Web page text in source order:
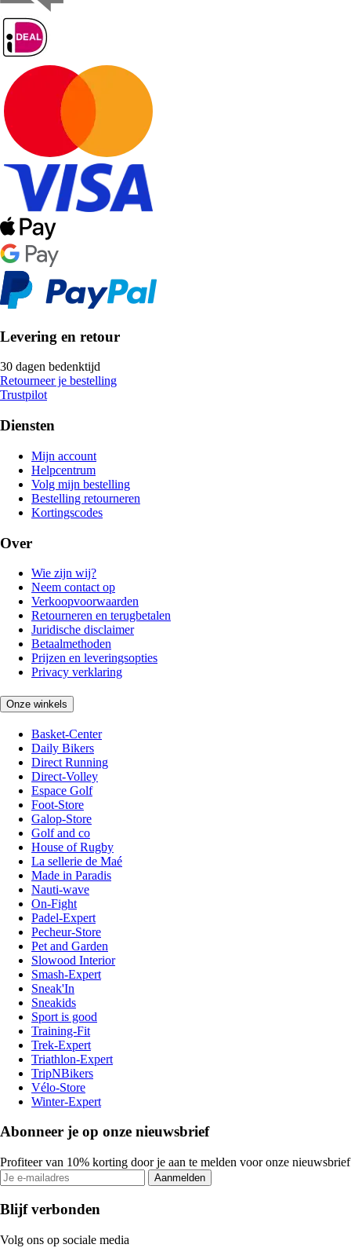
Levering en retour
30 dagen bedenktijd
Retourneer je bestelling
Trustpilot
Diensten
Mijn account
Helpcentrum
Volg mijn bestelling
Bestelling retourneren
Kortingscodes
Over
Wie zijn wij?
Neem contact op
Verkoopvoorwaarden
Retourneren en terugbetalen
Juridische disclaimer
Betaalmethoden
Prijzen en leveringsopties
Privacy verklaring
Onze winkels
Basket-Center
Daily Bikers
Direct Running
Direct-Volley
Espace Golf
Foot-Store
Galop-Store
Golf and co
House of Rugby
La sellerie de Maé
Made in Paradis
Nauti-wave
On-Fight
Padel-Expert
Pecheur-Store
Pet and Garden
Slowood Interior
Smash-Expert
Sneak'In
Sneakids
Sport is good
Training-Fit
Trek-Expert
Triathlon-Expert
TripNBikers
Vélo-Store
Winter-Expert
Abonneer je op onze nieuwsbrief
Profiteer van 10% korting door je aan te melden voor onze nieuwsbrief
Aanmelden
Blijf verbonden
Volg ons op sociale media